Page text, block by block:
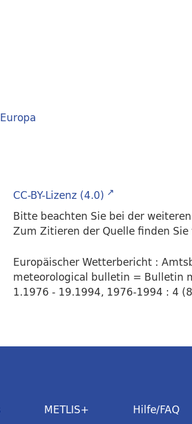
Europa
CC-BY-Lizenz (4.0)
Bitte beachten Sie bei der
Zum Zitieren der Quelle finden
Europäischer Wetterbericht :
meteorological bulletin = Bulletin
1.1976 - 19.1994, 1976-1994 : 4
METLIS+ Hilfe/FAQ